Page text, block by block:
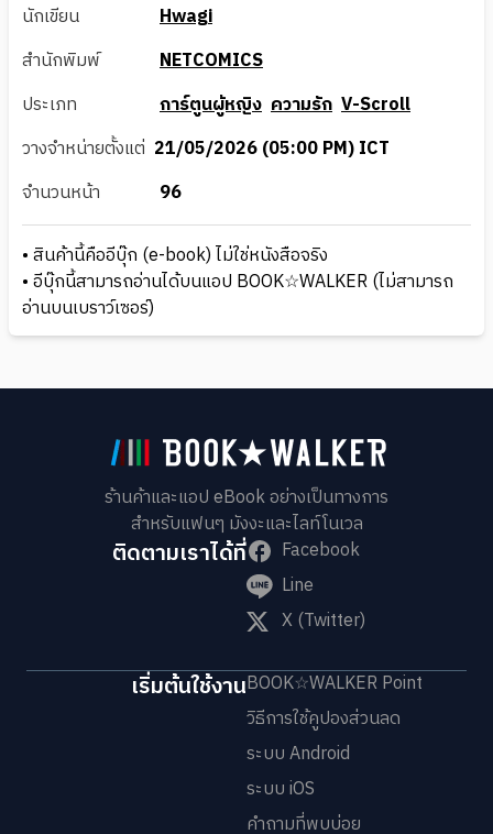
นักเขียน
Hwagi
สำนักพิมพ์
NETCOMICS
ประเภท
การ์ตูนผู้หญิง ความรัก V-Scroll
วางจำหน่ายตั้งแต่ 21/05/2026 (05:00 PM) ICT
จำนวนหน้า
96
• สินค้านี้คืออีบุ๊ก (e-book) ไม่ใช่หนังสือจริง
• อีบุ๊กนี้สามารถอ่านได้บนแอป BOOK☆WALKER (ไม่สามารถ
อ่านบนเบราว์เซอร์)
ร้านค้าและแอป eBook อย่างเป็นทางการ
สำหรับแฟนๆ มังงะและไลท์โนเวล
ติดตามเราได้ที่
Facebook
Line
X (Twitter)
เริ่มต้นใช้งานBOOK☆WALKER Point
วิธีการใช้คูปองส่วนลด
ระบบ Android
ระบบ iOS
คำถามที่พบบ่อย